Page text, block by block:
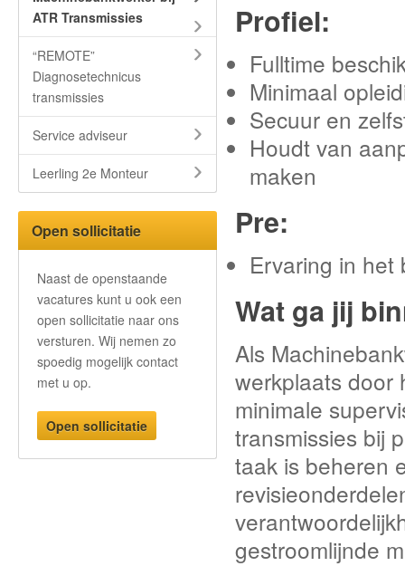
ATR Transmissies
“REMOTE”
Diagnosetechnicus
transmissies
Service adviseur
Leerling 2e Monteur
Open sollicitatie
Naast de openstaande
vacatures kunt u ook een
open sollicitatie naar ons
versturen. Wij nemen zo
spoedig mogelijk contact
met u op.
Open sollicitatie
Profiel:
Fulltime
Minimaal
Secuur en
Houdt van
maken
Pre:
Ervaring in het
Wat ga jij
Als
werkplaats door
minimale
transmissies bij
taak is beheren
gestroomlijnde